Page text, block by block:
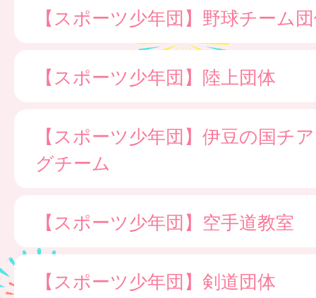
【スポーツ少年団】野球チーム
【スポーツ少年団】陸上団体
【スポーツ少年団】伊豆の国チ
グチーム
【スポーツ少年団】空手道教室
【スポーツ少年団】剣道団体